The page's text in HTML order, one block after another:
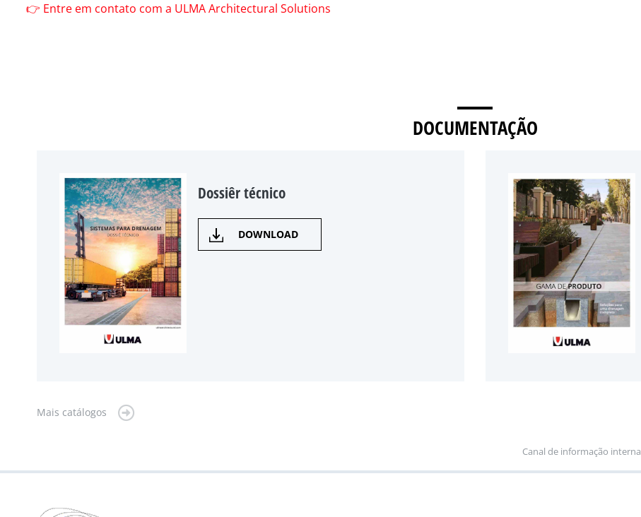
👉 Entre em contato com a ULMA Architectural Solutions
DOCUMENTAÇÃO
Dossiêr técnico
DOWNLOAD
Mais catálogos
Canal de informação interna